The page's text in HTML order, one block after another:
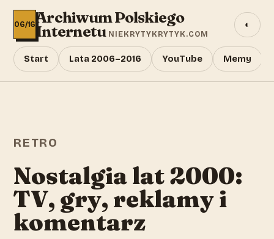
06/16Archiwum Polskiego
Internetu NIEKRYTYKRYTYK.COM
Start Lata 2006–2016 YouTube Memy
◐
RETRO
Nostalgia lat 2000:
TV, gry, reklamy i
komentarz